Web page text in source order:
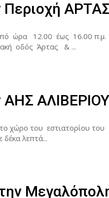
Περιοχή
ώρα 12.00 έως 16.00 π.μ.
οδός Άρτας & ...
ΑΗΣ ΑΛΙΒΕΡΙΟΥ
χώρο του εστιατορίου
λεπτά...